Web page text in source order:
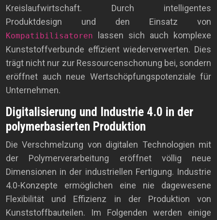
Kreislaufwirtschaft. Durch intelligentes
Produktdesign und den Einsatz von
Kompatibilisatoren
lassen sich auch komplexe
Kunststoffverbunde effizient wiederverwerten. Dies
trägt nicht nur zur Ressourcenschonung bei, sondern
eröffnet auch neue Wertschöpfungspotenziale für
Unternehmen.
Digitalisierung und Industrie 4.0 in der
polymerbasierten Produktion
Die Verschmelzung von digitalen Technologien mit
der Polymerverarbeitung eröffnet völlig neue
Dimensionen in der industriellen Fertigung. Industrie
4.0-Konzepte ermöglichen eine nie dagewesene
Flexibilität und Effizienz in der Produktion von
Kunststoffbauteilen. Im Folgenden werden einige